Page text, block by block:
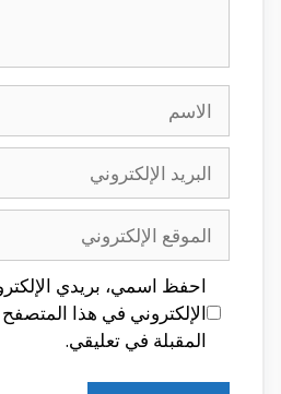
الاسم
البريد
الإلكتروني
الموقع
الإلكتروني
احفظ اسمي، بريدي
الإلكتروني في هذا
المقبلة في تعليقي.